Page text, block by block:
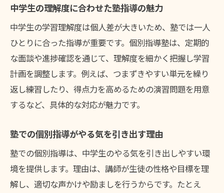
中学生の理解度に合わせた塾指導の魅力
中学生の学習理解度は個人差が大きいため、塾では一人
ひとりに合った指導が重要です。個別指導塾は、定期的
な面談や進捗確認を通じて、理解度を細かく把握し学習
計画を調整します。例えば、つまずきやすい単元を繰り
返し練習したり、得点力を高めるための演習問題を用意
するなど、具体的な対応が魅力です。
塾での個別指導がやる気を引き出す理由
塾での個別指導は、中学生のやる気を引き出しやすい環
境を提供します。理由は、講師が生徒の性格や目標を理
解し、適切な声かけや励ましを行うからです。たとえ